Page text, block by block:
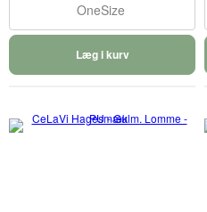
OneSize
Læg i kurv